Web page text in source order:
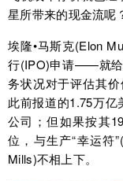
星所带来的现金流呢
埃隆•马斯克(Elon
行(IPO)申请——就给
务状况对于评估其
此前报道的1.75万
公司；但如果按其
位，与生产“幸运符
Mills)不相上下。